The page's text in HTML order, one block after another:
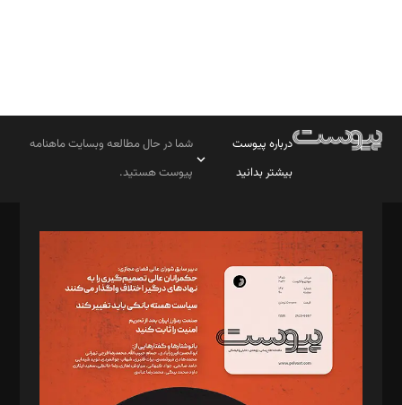
درباره پیوست
بیشتر بدانید
شما در حال مطالعه وبسایت ماهنامه
پیوست هستید.
مدیر مسئول: محمدباقر اثنی‌عشری
سردبیر: مهرک محمودی
دبیر تحریریه: میثم قاسمی
د‌بیر ناداستان: سمانه سمیع
د‌بیر خدمت و تجارت: ابوالفضل رجبی
د‌بیر حقوق فناوری: حسام‌الدین ایپکچی
د‌بیر پیوست جهان: مینا پاکدل